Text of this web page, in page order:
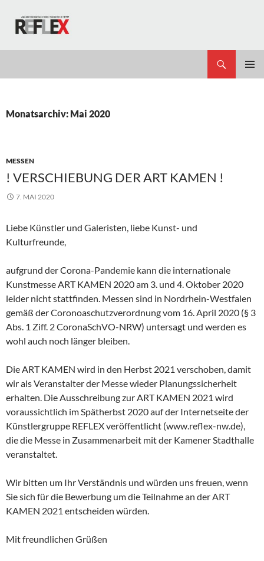
Inhalt
springen
Monatsarchiv: Mai 2020
MESSEN
! VERSCHIEBUNG DER ART KAMEN !
7. MAI 2020
Liebe Künstler und Galeristen, liebe Kunst- und
Kulturfreunde,
aufgrund der Corona-Pandemie kann die internationale
Kunstmesse ART KAMEN 2020 am 3. und 4. Oktober 2020
leider nicht stattfinden. Messen sind in Nordrhein-Westfalen
gemäß der Coronoaschutzverordnung vom 16. April 2020 (§ 3
Abs. 1 Ziff. 2 CoronaSchVO-NRW) untersagt und werden es
wohl auch noch länger bleiben.
Die ART KAMEN wird in den Herbst 2021 verschoben, damit
wir als Veranstalter der Messe wieder Planungssicherheit
erhalten. Die Ausschreibung zur ART KAMEN 2021 wird
voraussichtlich im Spätherbst 2020 auf der Internetseite der
Künstlergruppe REFLEX veröffentlicht (www.reflex-nw.de),
die die Messe in Zusammenarbeit mit der Kamener Stadthalle
veranstaltet.
Wir bitten um Ihr Verständnis und würden uns freuen, wenn
Sie sich für die Bewerbung um die Teilnahme an der ART
KAMEN 2021 entscheiden würden.
Mit freundlichen Grüßen